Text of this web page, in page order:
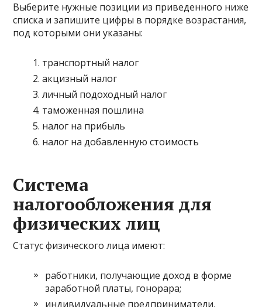
Выберите нужные позиции из приведенного ниже
списка и запишите цифры в порядке возрастания,
под которыми они указаны:
транспортный налог
акцизный налог
личный подоходный налог
таможенная пошлина
налог на прибыль
налог на добавленную стоимость
Система
налогообложения для
физических лиц
Статус физического лица имеют:
работники, получающие доход в форме
заработной платы, гонорара;
индивидуальные предприниматели,